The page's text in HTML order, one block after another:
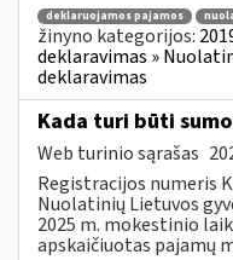
deklaruojamos pajamos
žinyno kategorijos:
deklaravimas »
deklaravimas
Kada turi būti
Web turinio sąrašas
Registracijos numeris
Nuolatinių Lietuvos
2025 m. mokestinio
apskaičiuotas pajamų